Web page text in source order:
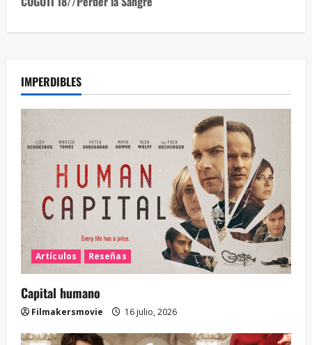
IMPERDIBLES
Artículos Reseñas
Capital humano
Filmakersmovie 16 julio, 2026